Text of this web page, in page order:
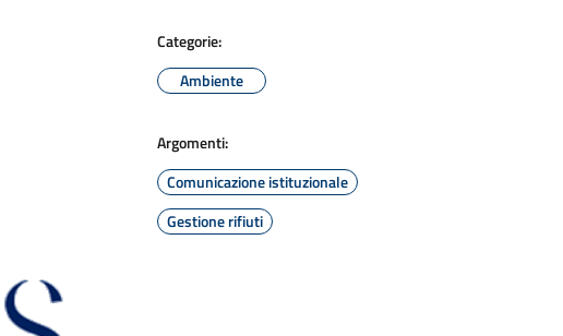
Categorie:
Ambiente
Argomenti:
Comunicazione istituzionale
Gestione rifiuti